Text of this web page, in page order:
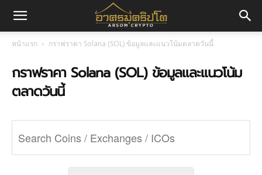
หน้าแรก กราฟราคา Solana (SOL) ข้อมูลและแนวโน้มตลาดวันนี้
กราฟราคา Solana (SOL) ข้อมูลและแนวโน้ม
ตลาดวันนี้